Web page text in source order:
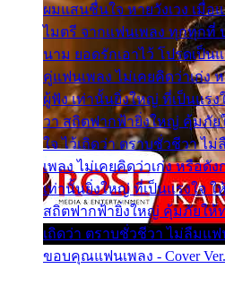
ผมแสนชื่นใจ หายวังเวง เมื่อ
ไมตรี จากแฟนเพลง ทุกทุกที่
นาม ยอดรักเอาไว้ โปรดเป็น
คู่แฟนเพลง ไม่เคยคิดว่าเก่ง
ผู้ฟัง เท่านั้นยิ่งใหญ่ ที่เป็นแรง
วา สถิตฟากฟ้ายิ่งใหญ่ คุ้มภัย
ใจ ไว้เถิดว่า ตราบชั่วชีวา ไ
เพลง ไม่เคยคิดว่าเก่ง หรือดั
เท่านั้นยิ่งใหญ่ ที่เป็นแรงใจ ใ
สถิตฟากฟ้ายิ่งใหญ่ คุ้มภัยให้
เถิดว่า ตราบชั่วชีวา ไม่ลืมแฟ
ขอบคุณแฟนเพลง - Cover